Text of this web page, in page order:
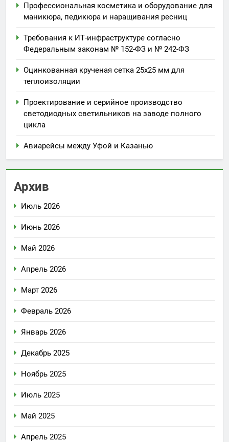
Профессиональная косметика и оборудование для
маникюра, педикюра и наращивания ресниц
Требования к ИТ-инфраструктуре согласно
Федеральным законам № 152-ФЗ и № 242-ФЗ
Оцинкованная крученая сетка 25х25 мм для
теплоизоляции
Проектирование и серийное производство
светодиодных светильников на заводе полного
цикла
Авиарейсы между Уфой и Казанью
Архив
Июль 2026
Июнь 2026
Май 2026
Апрель 2026
Март 2026
Февраль 2026
Январь 2026
Декабрь 2025
Ноябрь 2025
Июль 2025
Май 2025
Апрель 2025